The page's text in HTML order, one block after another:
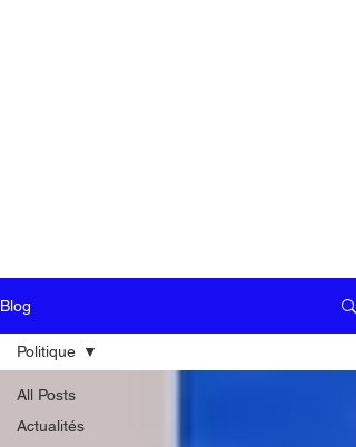
Blog
All Posts
Actualités
Politique